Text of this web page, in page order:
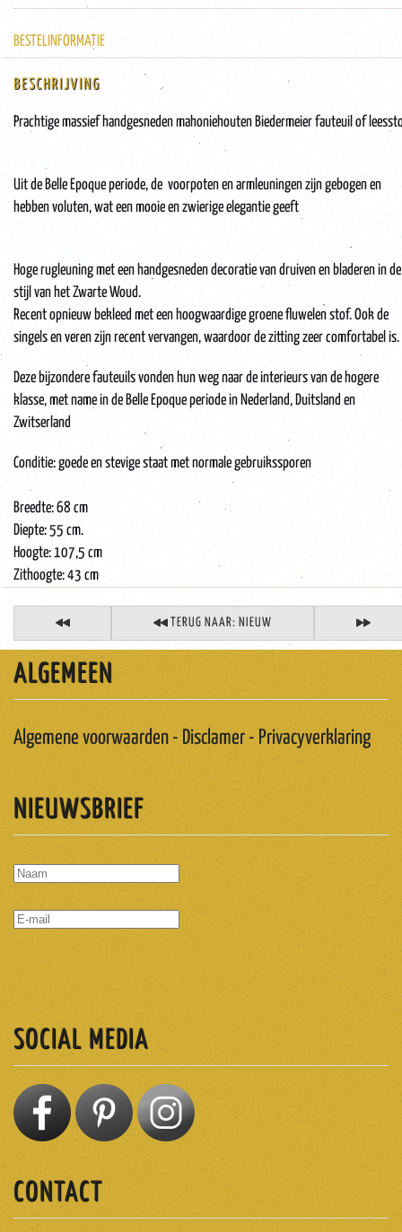
BESTELINFORMATIE
BESCHRIJVING
Prachtige massief handgesneden mahoniehouten Biedermeier fauteuil of
Uit de Belle Epoque periode, de voorpoten en armleuningen zijn gebogen en
hebben voluten, wat een mooie en zwierige elegantie geeft
Hoge rugleuning met een handgesneden decoratie van druiven en bladeren in de
stijl van het Zwarte Woud.
Recent opnieuw bekleed met een hoogwaardige groene fluwelen stof. Ook de
singels en veren zijn recent vervangen, waardoor de zitting zeer comfortabel is.
Deze bijzondere fauteuils vonden hun weg naar de interieurs van de hogere
klasse, met name in de Belle Epoque periode in Nederland, Duitsland en
Zwitserland
Conditie: goede en stevige staat met normale gebruikssporen
Breedte: 68 cm
Diepte: 55 cm.
Hoogte: 107,5 cm
Zithoogte: 43 cm
TERUG NAAR: NIEUW
ALGEMEEN
Algemene voorwaarden - Disclamer - Privacyverklaring
NIEUWSBRIEF
SOCIAL MEDIA
CONTACT